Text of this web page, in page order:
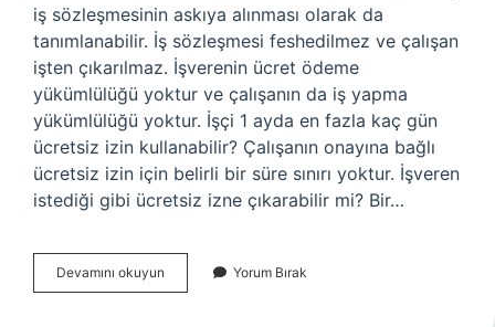
iş sözleşmesinin askıya alınması olarak da
tanımlanabilir. İş sözleşmesi feshedilmez ve çalışan
işten çıkarılmaz. İşverenin ücret ödeme
yükümlülüğü yoktur ve çalışanın da iş yapma
yükümlülüğü yoktur. İşçi 1 ayda en fazla kaç gün
ücretsiz izin kullanabilir? Çalışanın onayına bağlı
ücretsiz izin için belirli bir süre sınırı yoktur. İşveren
istediği gibi ücretsiz izne çıkarabilir mi? Bir…
Devamını okuyun Ücretsiz
Izin
Yorum Bırak